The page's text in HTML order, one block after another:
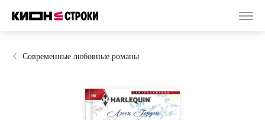
Современные любовные романы